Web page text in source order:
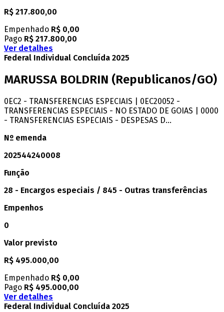
R$ 217.800,00
Empenhado R$ 0,00
Pago R$ 217.800,00
Ver detalhes
Federal Individual Concluída 2025
MARUSSA BOLDRIN (Republicanos/GO)
0EC2 - TRANSFERENCIAS ESPECIAIS | 0EC20052 -
TRANSFERENCIAS ESPECIAIS - NO ESTADO DE GOIAS | 0000
- TRANSFERENCIAS ESPECIAIS - DESPESAS D...
Nº emenda
202544240008
Função
28 - Encargos especiais / 845 - Outras transferências
Empenhos
0
Valor previsto
R$ 495.000,00
Empenhado R$ 0,00
Pago R$ 495.000,00
Ver detalhes
Federal Individual Concluída 2025